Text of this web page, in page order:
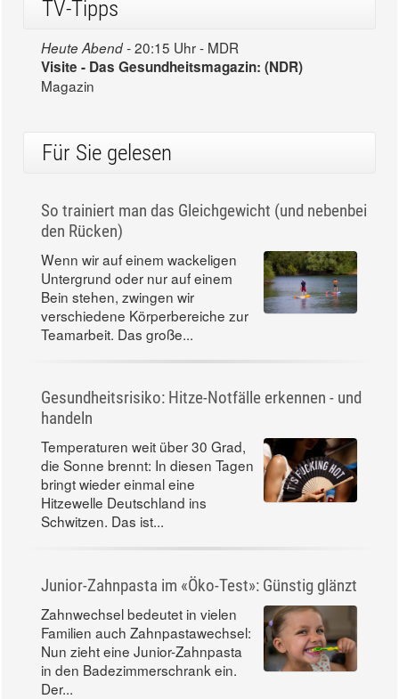
TV-Tipps
Heute Abend -20:15 Uhr - MDR
Visite - Das Gesundheitsmagazin: (NDR)
Magazin
Für Sie gelesen
So trainiert man das Gleichgewicht (und nebenbei
den Rücken)
Wenn wir auf einem wackeligen
Untergrund oder nur auf einem
Bein stehen, zwingen wir
verschiedene Körperbereiche zur
Teamarbeit. Das große...
Gesundheitsrisiko: Hitze-Notfälle erkennen - und
handeln
Temperaturen weit über 30 Grad,
die Sonne brennt: In diesen Tagen
bringt wieder einmal eine
Hitzewelle Deutschland ins
Schwitzen. Das ist...
Junior-Zahnpasta im «Öko-Test»: Günstig glänzt
Zahnwechsel bedeutet in vielen
Familien auch Zahnpastawechsel:
Nun zieht eine Junior-Zahnpasta
in den Badezimmerschrank ein.
Der...